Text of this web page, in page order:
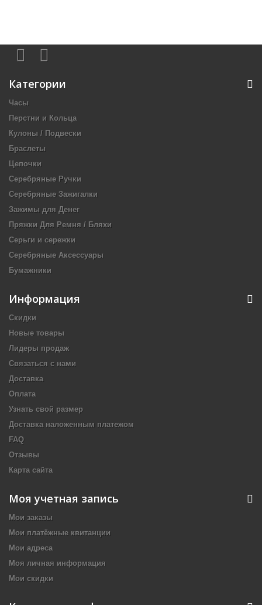
Категории
Часы
Перстни и Кольца
Кулоны / Подвески
Браслеты
Цепочки
Серебряные Ручки
Серебряные Зажигалки
Зажимы для Денег
Пряжки Для Ремня / Бляхи
Серьги и сережки
Серебряные Аксессуары
Бумажники
Информация
Скидки
Новые товары
Лидеры продаж
Связаться с нами
Доставка
Оплата
Узнать свой размер
Доставка наложенным платежом
FAQ
Отзывы
Карта сайта
Моя учетная запись
Мои заказы
Мои платёжные квитанции
Мои адреса
Моя личная информация
Мои скидки